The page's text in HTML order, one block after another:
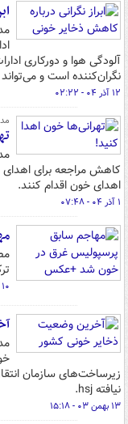
آلودگی هوا و دورکاری
نگران‌کننده است و
۱۲ آذر ۰۴ - ۰۲:۲۲
کاهش مراجعه برای
اهدای خون اقدام کنند.
۱ آذر ۰۴ - ۰۷:۴۸
۱۰ آبان ۰۴ - ۱۲:۴۲
نیافته hsj.
۱۳ بهمن ۰۳ - ۱۵:۱۸